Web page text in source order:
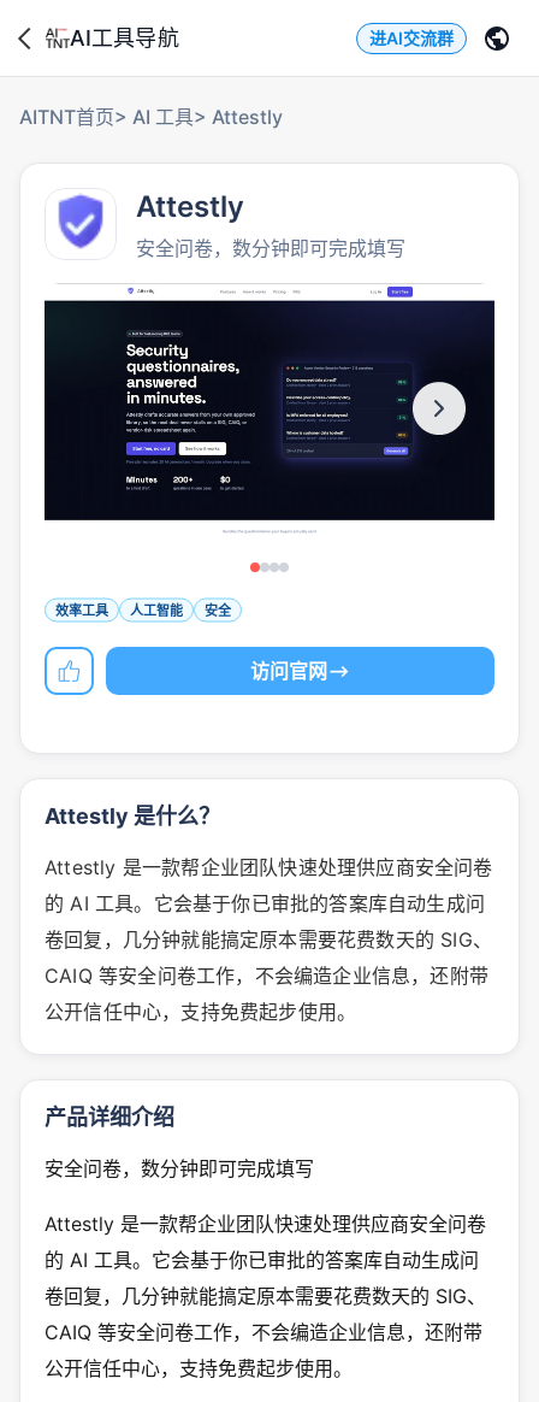
AI工具导航 进AI交流群
AITNT首页> AI 工具> Attestly
Attestly
安全问卷，数分钟即可完成填写
效率工具 人工智能 安全
访问官网
Attestly 是什么？
Attestly 是一款帮企业团队快速处理供应商安全问卷
的 AI 工具。它会基于你已审批的答案库自动生成问
卷回复，几分钟就能搞定原本需要花费数天的 SIG、
CAIQ 等安全问卷工作，不会编造企业信息，还附带
公开信任中心，支持免费起步使用。
产品详细介绍
安全问卷，数分钟即可完成填写
Attestly 是一款帮企业团队快速处理供应商安全问卷
的 AI 工具。它会基于你已审批的答案库自动生成问
卷回复，几分钟就能搞定原本需要花费数天的 SIG、
CAIQ 等安全问卷工作，不会编造企业信息，还附带
公开信任中心，支持免费起步使用。